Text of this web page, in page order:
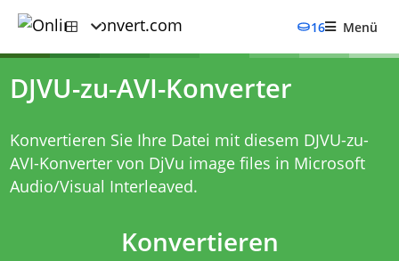
16 Menü
DJVU-zu-AVI-Konverter
Konvertieren Sie Ihre Datei mit diesem DJVU-zu-
AVI-Konvertervon DjVu image files in Microsoft
Audio/Visual Interleaved.
Konvertieren